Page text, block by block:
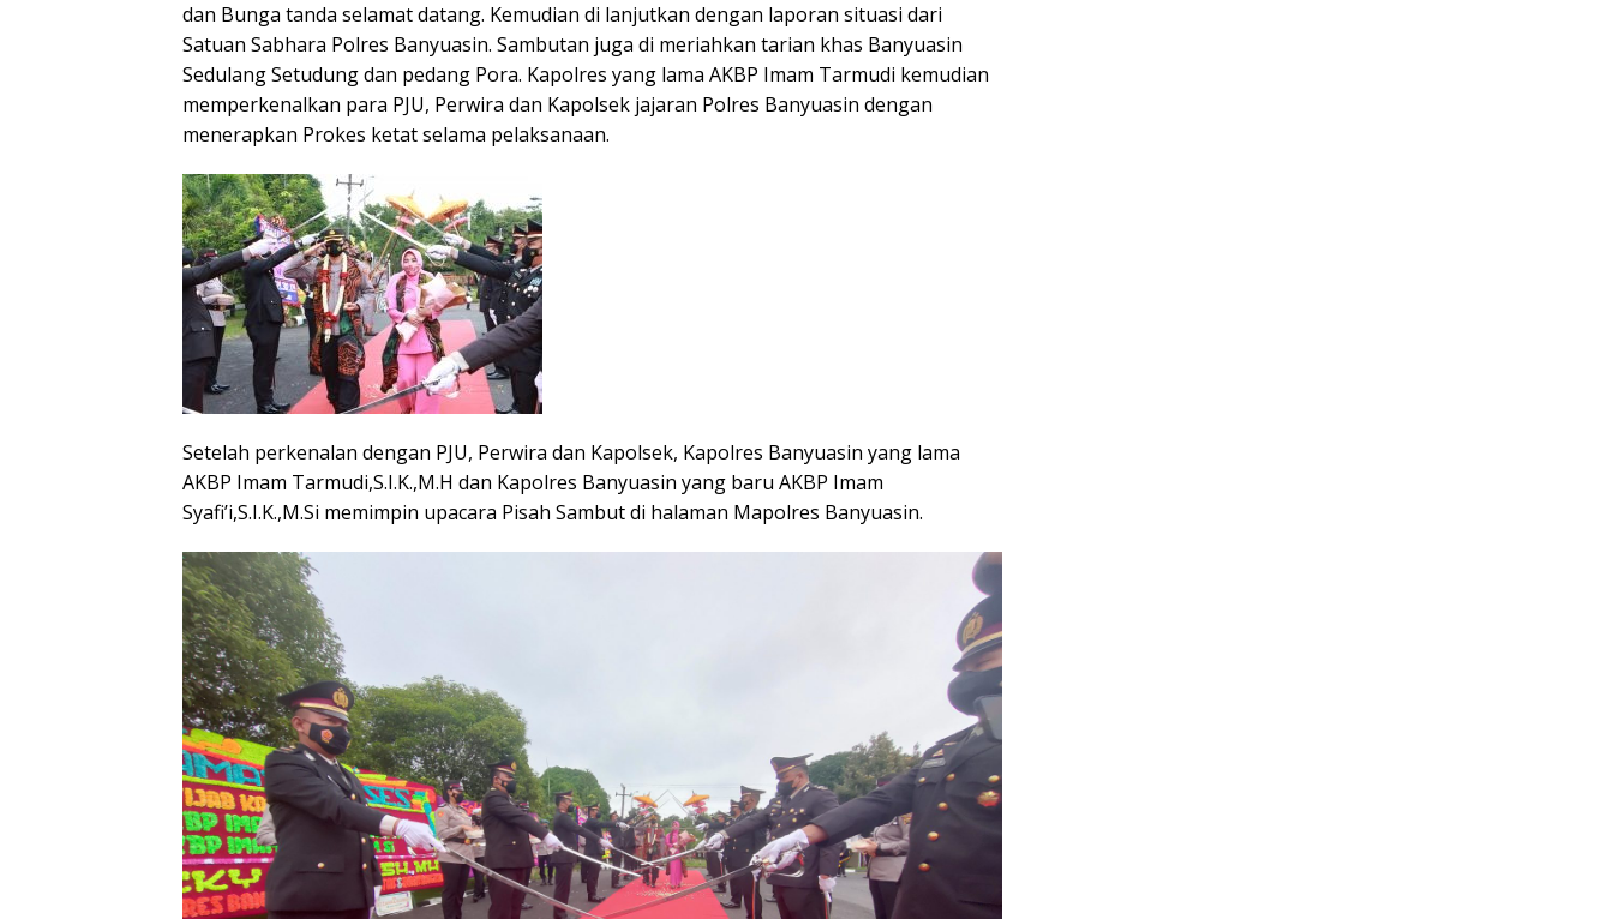
dan Bunga tanda selamat datang. Kemudian di lanjutkan dengan laporan situasi dari
Satuan Sabhara Polres Banyuasin. Sambutan juga di meriahkan tarian khas Banyuasin
Sedulang Setudung dan pedang Pora. Kapolres yang lama AKBP Imam Tarmudi kemudian
memperkenalkan para PJU, Perwira dan Kapolsek jajaran Polres Banyuasin dengan
menerapkan Prokes ketat selama pelaksanaan.
Setelah perkenalan dengan PJU, Perwira dan Kapolsek, Kapolres Banyuasin yang lama
AKBP Imam Tarmudi,S.I.K.,M.H dan Kapolres Banyuasin yang baru AKBP Imam
Syafi’i,S.I.K.,M.Si memimpin upacara Pisah Sambut di halaman Mapolres Banyuasin.